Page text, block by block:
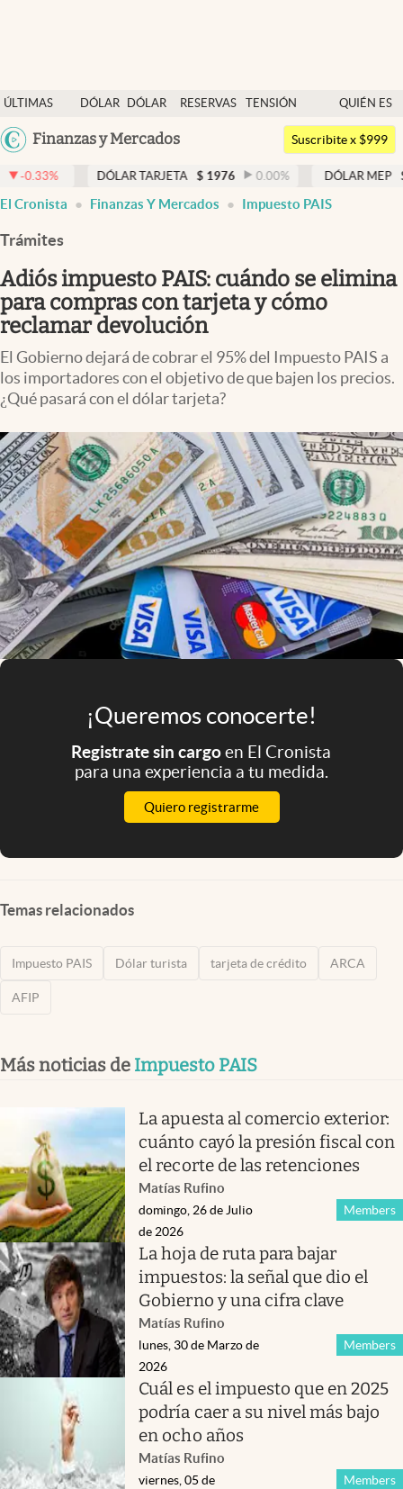
ÚLTIMAS
NOTICIAS
DÓLAR
DÓLAR
RESERVAS
TENSIÓN
GEOPOLÍTICA
QUIÉN ES
QUIÉN
Argentina
Uruguay
Finanzas y Mercados
Dólar
Members
Economía y Política
Finanzas y Mercados
Mercados Online
Negocios
Columnistas
Apertura
Clase
Clima
Mundial 2026
Eventos Corporativos
El Cronista Studio
Mediakit
abre en nueva pestaña
Suscribite x $999
DÓLAR TARJETA $ 1976 0.00 % DÓLAR MEP $ 1526,03
El Cronista Finanzas Y Mercados Impuesto PAIS
Trámites
Adiós impuesto PAIS: cuándo se elimina
para compras con tarjeta y cómo
reclamar devolución
El Gobierno dejará de cobrar el 95% del Impuesto PAIS a
los importadores con el objetivo de que bajen los precios.
¿Qué pasará con el dólar tarjeta?
¡Queremos conocerte!
Registrate sin cargoen El Cronista
para una experiencia a tu medida.
Quiero registrarme
Temas relacionados
Impuesto PAIS Dólar turista tarjeta de crédito ARCA
AFIP
Más noticias de Impuesto PAIS
La apuesta al comercio exterior:
cuánto cayó la presión fiscal con
el recorte de las retenciones
Matías Rufino
Members
domingo, 26 de Julio
de 2026
La hoja de ruta para bajar
impuestos: la señal que dio el
Gobierno y una cifra clave
Matías Rufino
Members
lunes, 30 de Marzo de
2026
Cuál es el impuesto que en 2025
podría caer a su nivel más bajo
en ocho años
Matías Rufino
Members
viernes, 05 de